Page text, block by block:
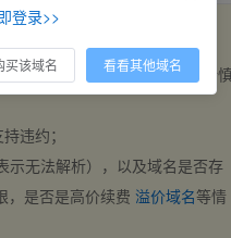
约，一旦出价不支持撤销，请
违约；
示无法解析），以及域名是否存
，是否是高价续费 溢价域名等情
登录>>
买该域名 看看其他域名